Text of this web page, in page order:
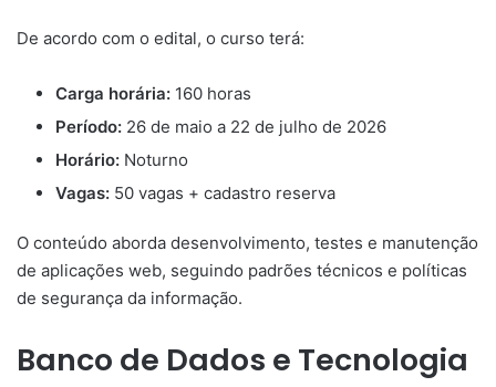
De acordo com o edital, o curso terá:
Carga horária: 160 horas
Período: 26 de maio a 22 de julho de 2026
Horário: Noturno
Vagas: 50 vagas + cadastro reserva
O conteúdo aborda desenvolvimento, testes e manutenção
de aplicações web, seguindo padrões técnicos e políticas
de segurança da informação.
Banco de Dados e Tecnologia